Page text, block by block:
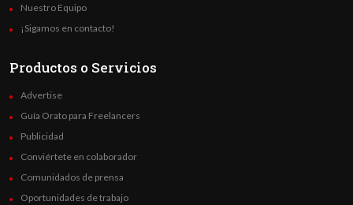
Nuestro Equipo
¡Sigamos en contacto!
Productos o Servicios
Advertise
Guía Orato para Freelancers
Publicidad
Conviértete en colaborador
Comunidados de prensa
Oportunidades de trabajo